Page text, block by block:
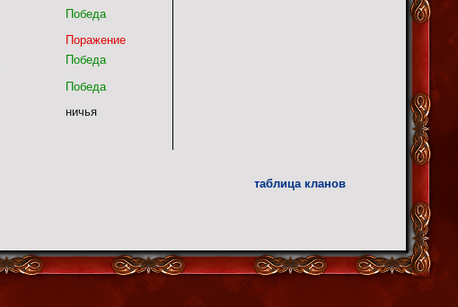
Победа
Поражение
Победа
Победа
ничья
таблица кланов